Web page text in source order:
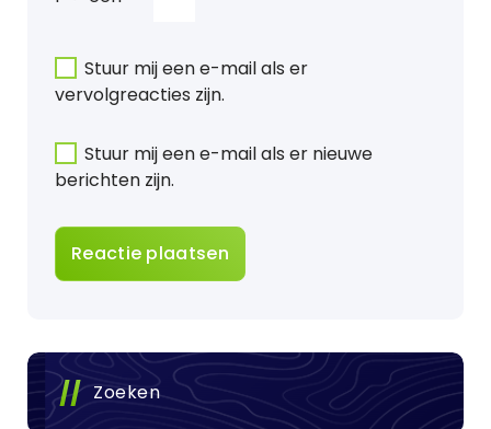
Stuur mij een e-mail als er
vervolgreacties zijn.
Stuur mij een e-mail als er nieuwe
berichten zijn.
Zoeken